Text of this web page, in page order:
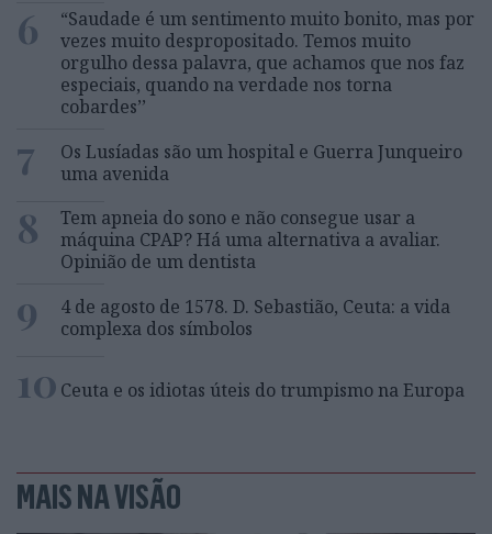
6
“Saudade é um sentimento muito bonito, mas por
vezes muito despropositado. Temos muito
orgulho dessa palavra, que achamos que nos faz
especiais, quando na verdade nos torna
cobardes’’
7
Os Lusíadas são um hospital e Guerra Junqueiro
uma avenida
8
Tem apneia do sono e não consegue usar a
máquina CPAP? Há uma alternativa a avaliar.
Opinião de um dentista
9
4 de agosto de 1578. D. Sebastião, Ceuta: a vida
complexa dos símbolos
10 Ceuta e os idiotas úteis do trumpismo na Europa
MAIS NA VISÃO